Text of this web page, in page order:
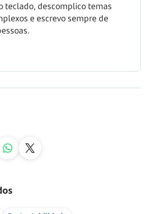
teclado, descomplico temas
e escrevo sempre de